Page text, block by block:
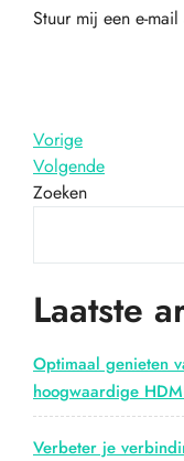
Stuur mij een e-
Vorig
bericht
Vorige
Volgend
bericht
Volgende
Zoeken
Laatste
Optimaal genieten
hoogwaardige
Verbeter je